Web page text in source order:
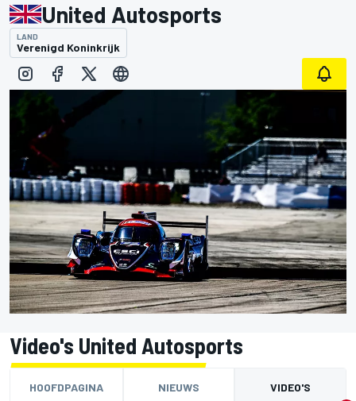
United Autosports
LAND
Verenigd Koninkrijk
Video's United Autosports
HOOFDPAGINA NIEUWS VIDEO'S